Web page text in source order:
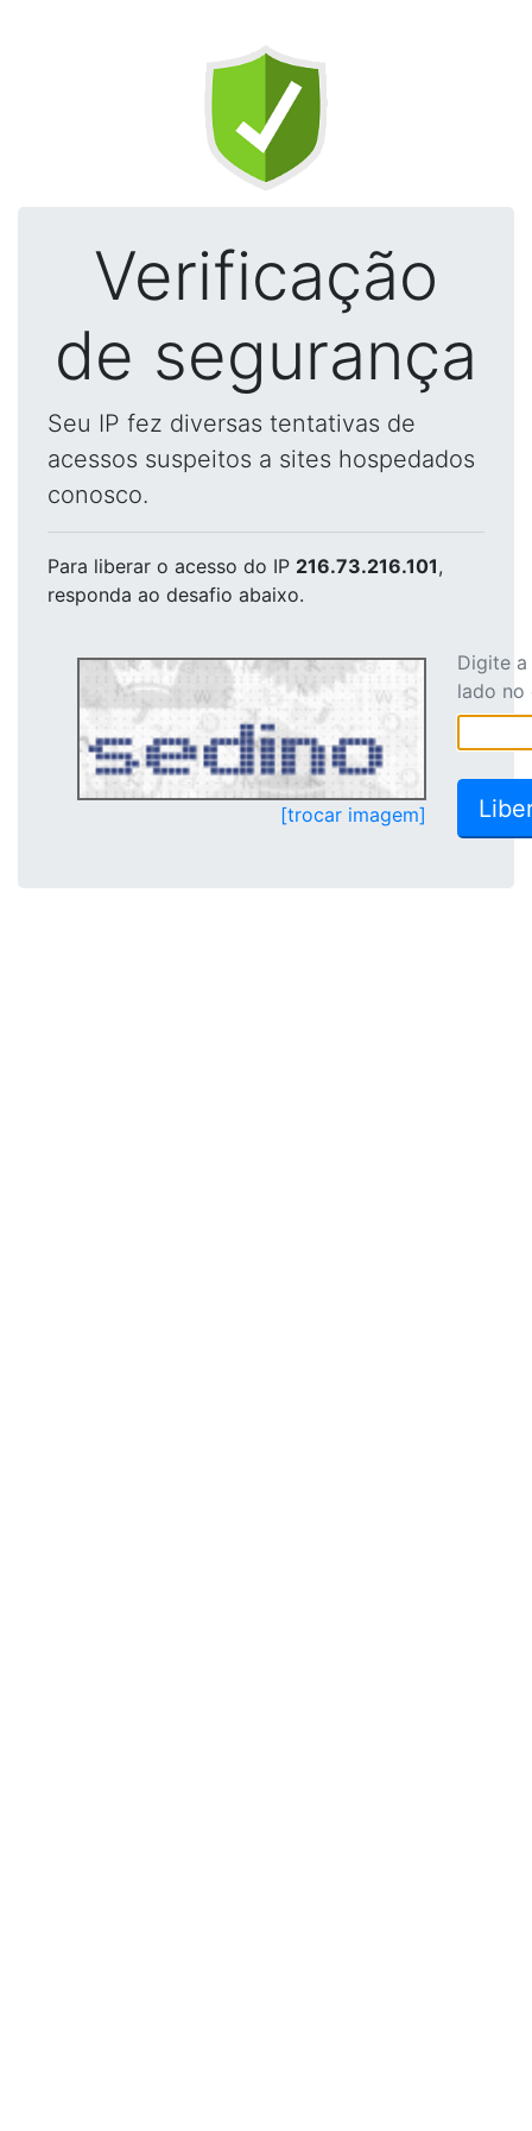
Verificação
de segurança
Seu IP fez diversas tentativas de
acessos suspeitos a sites hospedados
conosco.
Para liberar o acesso do IP 216.73.216.101,
responda ao desafio abaixo.
[trocar imagem]
Digite
lado no